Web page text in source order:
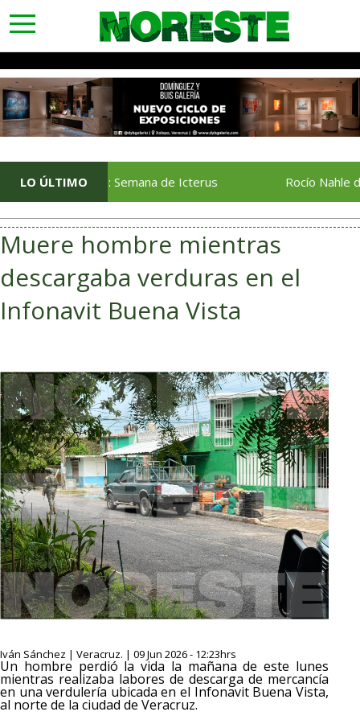
toggle
navigation
LO ÚLTIMO
En Vuelo: Semana de Icterus Rocío Nahle da el
Muere hombre mientras
descargaba verduras en el
Infonavit Buena Vista
Iván Sánchez | Veracruz. | 09 Jun 2026 - 12:23hrs
Un hombre perdió la vida la mañana de este lunes
mientras realizaba labores de descarga de mercancía
en una verdulería ubicada en el Infonavit Buena Vista,
al norte de la ciudad de Veracruz.